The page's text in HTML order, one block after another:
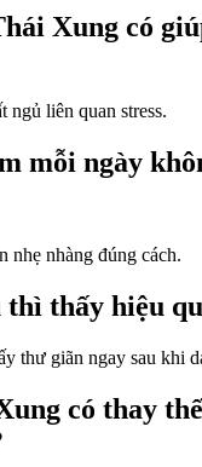
Xung có
ngủ liên quan stress.
mỗi ngày
nhẹ nhàng đúng cách.
thì thấy hiệu
thư giãn ngay sau khi
có thay